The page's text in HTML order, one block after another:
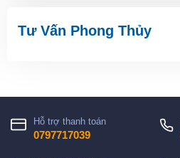
Tư Vấn Phong Thủy
Hỗ trợ thanh toán
0797717039